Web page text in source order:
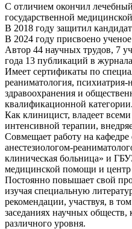
С отличием окончил
государственной
В 2018 году защитил
В 2024 году присвоено
Автор 44 научных трудов, 7
года 13 публикаций в
Имеет сертификаты по
реаниматология, психиатрия-
здравоохранения и
квалификационной категории.
Как клиницист, владеет
интенсивной терапии,
Совмещает работу на
анестезиологом-
клиническая больница» и
медицинской помощи и
Постоянно повышает свой
изучая специальную
рекомендации, участвуя, в
заседаниях научных обществ,
различного уровня.